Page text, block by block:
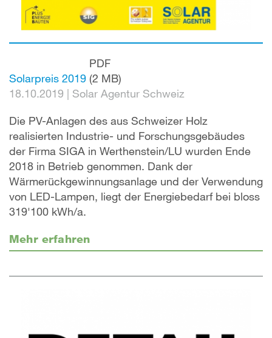
Solarpreis 2019
PDF
(2 MB)
18.10.2019 | Solar Agentur Schweiz
Die PV-Anlagen des aus Schweizer Holz
realisierten Industrie- und Forschungsgebäudes
der Firma SIGA in Werthenstein/LU wurden Ende
2018 in Betrieb genommen. Dank der
Wärmerückgewinnungsanlage und der Verwendung
von LED-Lampen, liegt der Energiebedarf bei bloss
319'100 kWh/a.
Mehr erfahren